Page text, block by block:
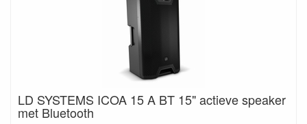
LD SYSTEMS ICOA 15 A BT 15" actieve speaker
met Bluetooth